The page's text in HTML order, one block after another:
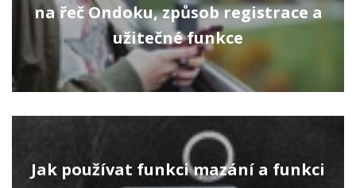
na řeč Ondoku, způsob registrace a
užitečné funkce
Jak používat funkci mazání a funkci